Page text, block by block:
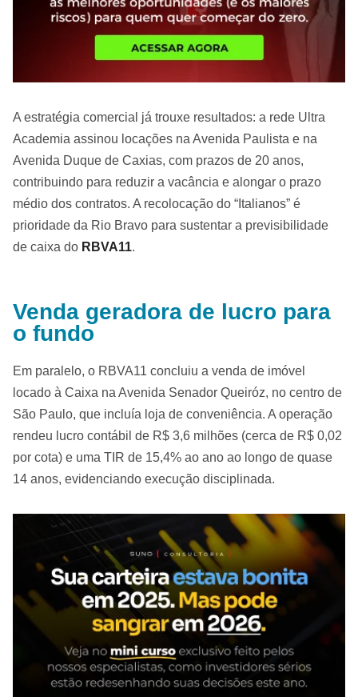
A estratégia comercial já trouxe resultados: a rede Ultra
Academia assinou locações na Avenida Paulista e na
Avenida Duque de Caxias, com prazos de 20 anos,
contribuindo para reduzir a vacância e alongar o prazo
médio dos contratos. A recolocação do “Italianos” é
prioridade da Rio Bravo para sustentar a previsibilidade
de caixa do RBVA11.
Venda geradora de lucro para
o fundo
Em paralelo, o RBVA11 concluiu a venda de imóvel
locado à Caixa na Avenida Senador Queiróz, no centro de
São Paulo, que incluía loja de conveniência. A operação
rendeu lucro contábil de R$ 3,6 milhões (cerca de R$ 0,02
por cota) e uma TIR de 15,4% ao ano ao longo de quase
14 anos, evidenciando execução disciplinada.